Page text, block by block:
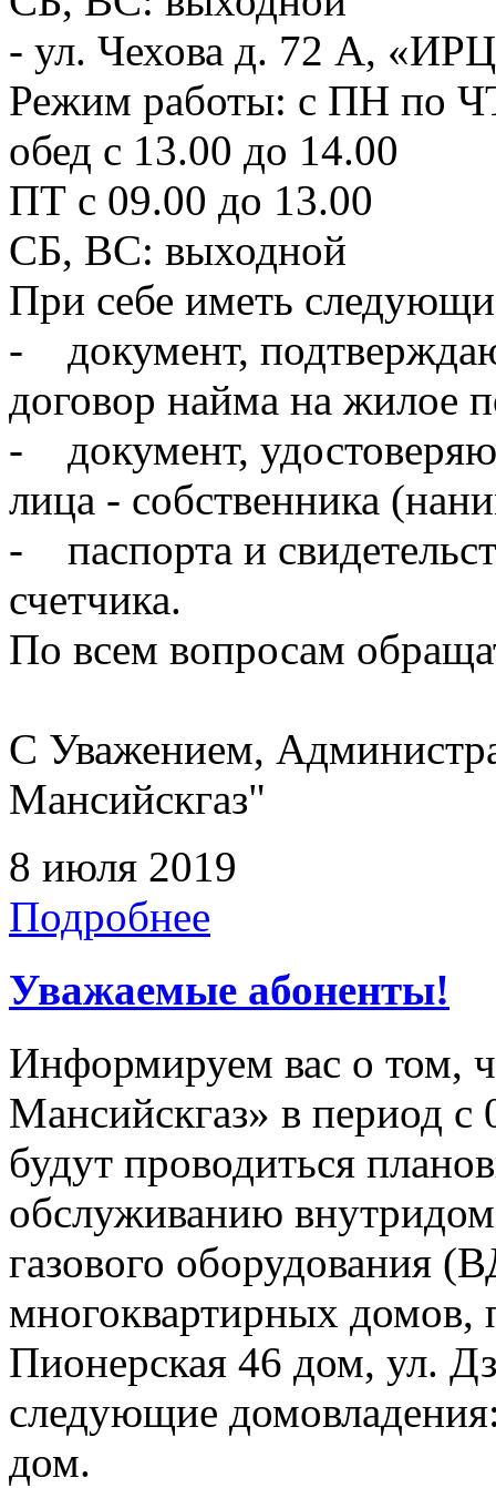
- ул. Чехова д. 72 А,
Режим работы: с ПН по
обед с 13.00 до 14.00
ПТ с 09.00 до 13.00
СБ, ВС: выходной
При себе иметь
- документ,
договор найма на жилое
- документ,
лица - собственника
- паспорта и
счетчика.
По всем вопросам
С Уважением,
Мансийскгаз"
8 июля 2019
Подробнее
Уважаемые абоненты!
Информируем вас о том,
Мансийскгаз» в период с
будут проводиться
обслуживанию
газового
многоквартирных
Пионерская 46 дом, ул.
следующие
дом.